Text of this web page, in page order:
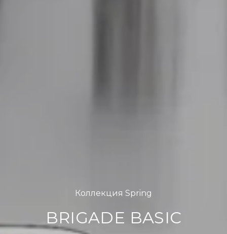
Коллекция Spring
BRIGADE BASIC